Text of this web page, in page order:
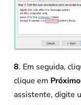
8. Em seguida,
clique em Próximo
assistente, digite